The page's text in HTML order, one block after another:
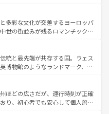
や気候が異なるスペインはその個
性で訪れる人を魅了する。 なお、新着のスペイン情報は コ
ほしい。
ている。華麗な宮殿、歴史的な大
して豊かな自然が、訪れる者を心
ランスは美食の国としても知ら
地であるランス、プロヴァンスの
ど、多彩な楽しみ方が可能だ。さ
も魅力が溢れており、どの街角に
れぞれで全く異なる文化を体験で
なお、新着のフランス情報はコンテンツ一覧
多彩な文化が交差するヨーロッパ
世の街並みが残るロマンチック街
を歩いても飽きることがない。ベ
イエルン州のアルプスの絶景、そ
ン畑といった風景は必見。ビール
してほしい。 なお、新着の
一覧を参照してほしい。
統と最先端が共存する国。ウェス
博物館のようなランドマーク、歴
ある。また、優雅なアフタヌーン
たまらない英国パブ、サッカー観
できる体験も豊富。イギリスを旅
ほどの広さだが、運行時刻が正確
り、初心者でも安心して個人旅行